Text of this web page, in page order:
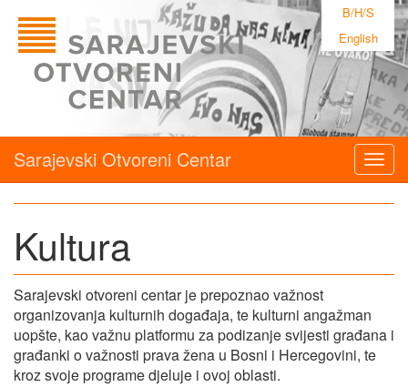
B/H/S
English
Sarajevski Otvoreni Centar
Kultura
Sarajevski otvoreni centar je prepoznao važnost
organizovanja kulturnih događaja, te kulturni angažman
uopšte, kao važnu platformu za podizanje svijesti građana i
građanki o važnosti prava žena u Bosni i Hercegovini, te
kroz svoje programe djeluje i ovoj oblasti.